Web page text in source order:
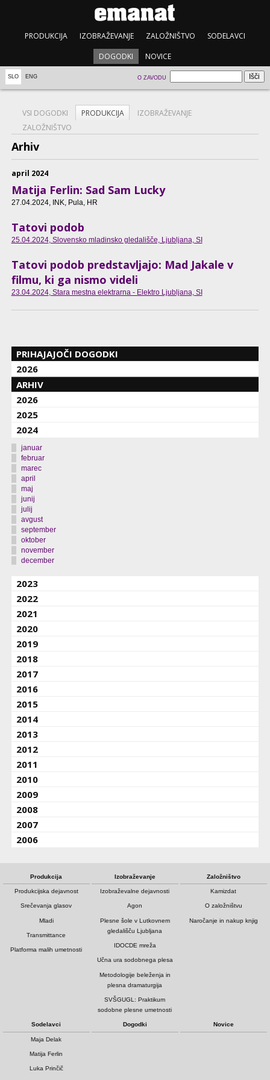
PRODUKCIJA IZOBRAŽEVANJE ZALOŽNIŠTVO SODELAVCI
DOGODKI NOVICE
SLO ENG O ZAVODU
VSI DOGODKI PRODUKCIJA
IZOBRAŽEVANJE
ZALOŽNIŠTVO
Arhiv
april 2024
Matija Ferlin: Sad Sam Lucky
27.04.2024, INK, Pula, HR
Tatovi podob
25.04.2024, Slovensko mladinsko gledališče, Ljubljana, SI
Tatovi podob predstavljajo: Mad Jakale v
filmu, ki ga nismo videli
23.04.2024, Stara mestna elektrarna - Elektro Ljubljana, SI
PRIHAJAJOČI DOGODKI
2026
ARHIV
2026
2025
2024
januar
februar
marec
april
maj
junij
julij
avgust
september
oktober
november
december
2023
2022
2021
2020
2019
2018
2017
2016
2015
2014
2013
2012
2011
2010
2009
2008
2007
2006
Produkcija
Produkcijska dejavnost
Srečevanja glasov
Mladi
Transmittance
Platforma malih umetnosti
Izobraževanje
Izobraževalne dejavnosti
Agon
Plesne šole v Lutkovnem
gledališču Ljubljana
IDOCDE mreža
Učna ura sodobnega plesa
Metodologije beleženja in
plesna dramaturgija
SVŠGUGL: Praktikum
sodobne plesne umetnosti
Založništvo
Kamizdat
O založništvu
Naročanje in nakup knjig
Sodelavci
Maja Delak
Matija Ferlin
Luka Prinčič
Dogodki Novice